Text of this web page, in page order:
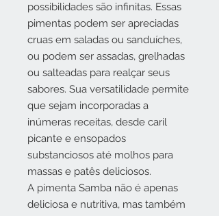
possibilidades são infinitas. Essas
pimentas podem ser apreciadas
cruas em saladas ou sanduíches,
ou podem ser assadas, grelhadas
ou salteadas para realçar seus
sabores. Sua versatilidade permite
que sejam incorporadas a
inúmeras receitas, desde caril
picante e ensopados
substanciosos até molhos para
massas e patês deliciosos.
A pimenta Samba não é apenas
deliciosa e nutritiva, mas também